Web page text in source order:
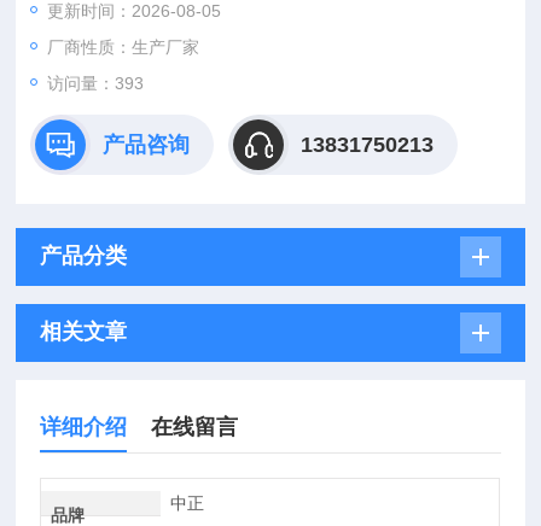
更新时间：2026-08-05
厂商性质：生产厂家
访问量：393
产品咨询 13831750213
产品分类
相关文章
详细介绍 在线留言
品牌
中正